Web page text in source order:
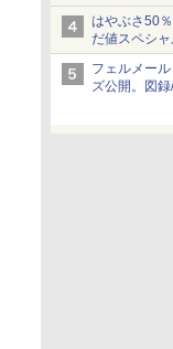
当選無効分
はやぶさ50
だ値スペシ
ねっと限定
フェルメー
ズ公開。図